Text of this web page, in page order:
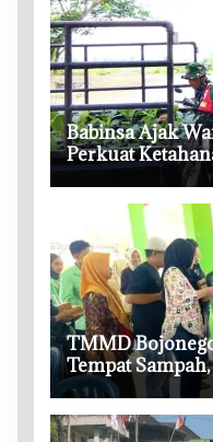
‎Babinsa Ajak
Perkuat
TMMD
Bibit Sayuran
‎TMMD
Tempat
Kesongo
Bersih